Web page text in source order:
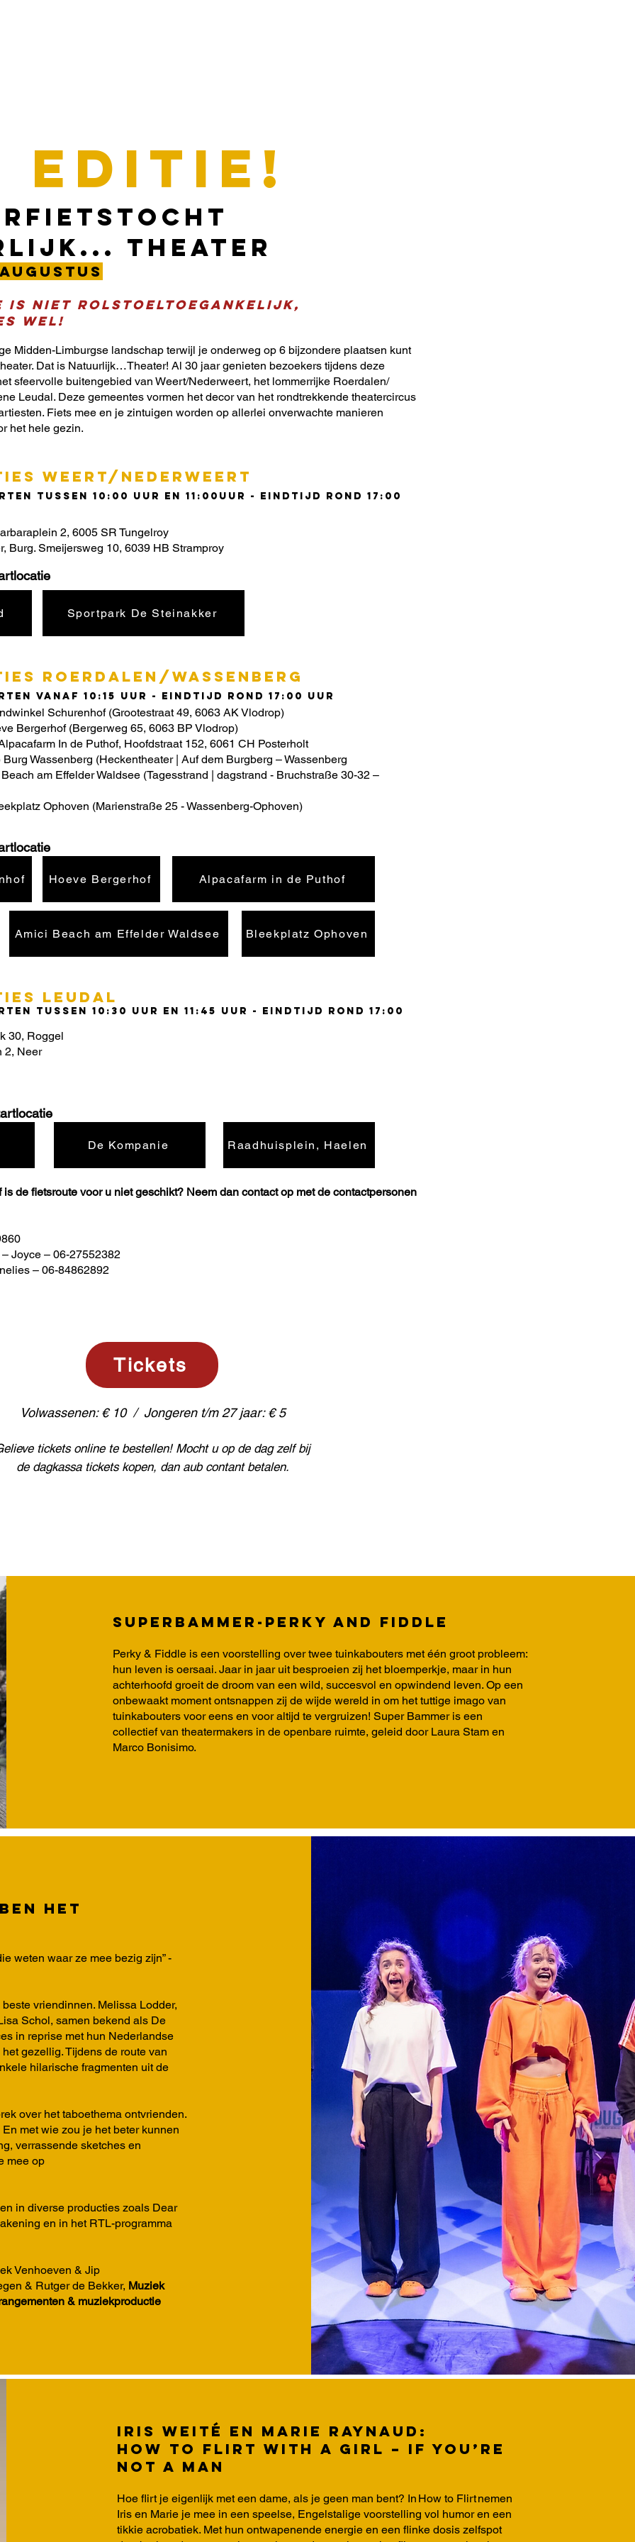
editie!
theater
augustus
is niet rolstoeltoegankelijk,
wel!
Midden-Limburgse landschap terwijl je onderweg op 6 bijzondere plaatsen kunt
Dat is Natuurlijk…Theater! Al 30 jaar genieten bezoekers tijdens deze
sfeervolle buitengebied van Weert/Nederweert, het lommerrijke Roerdalen/
Leudal. Deze gemeentes vormen het decor van het rondtrekkende theatercircus
Fiets mee en je zintuigen worden op allerlei onverwachte manieren
het hele gezin.
Weert/Nederweert
tussen 10:00 uur en 11:00uur - eindtijd rond 17:00
2, 6005 SR Tungelroy
Burg. Smeijersweg 10, 6039 HB Stramproy
roerdalen/wassenberg
vanaf 10:15 uur - eindtijd rond 17:00 uur
Schurenhof (Grootestraat 49, 6063 AK Vlodrop)
Bergerhof (Bergerweg 65, 6063 BP Vlodrop)
In de Puthof, Hoofdstraat 152, 6061 CH Posterholt
Wassenberg (Heckentheater | Auf dem Burgberg – Wassenberg
am Effelder Waldsee (Tagesstrand | dagstrand - Bruchstraße 30-32 –
Ophoven (Marienstraße 25 - Wassenberg-Ophoven)
leudal
tussen 10:30 uur en 11:45 uur - eindtijd rond 17:00
30, Roggel
2, Neer
de fietsroute voor u niet geschikt? Neem dan contact op met de contactpersonen
Joyce – 06-27552382
– 06-84862892
Hoeve Bergerhof Alpacafarm in de Puthof
Bleekplatz Ophoven
Amici Beach am Effelder Waldsee
Raadhuisplein, Haelen
De Kompanie
Sportpark De Steinakker
Tickets
Volwassenen: € 10 / Jongeren t/m 27 jaar: € 5​
tickets online te bestellen! Mocht u op de dag zelf bij
de dagkassa tickets kopen, dan aub contant betalen.
Superbammer-Perky and Fiddle
Perky & Fiddle is een voorstelling over twee tuinkabouters met één groot probleem:
hun leven is oersaai. Jaar in jaar uit besproeien zij het bloemperkje, maar in hun
achterhoofd groeit de droom van een wild, succesvol en opwindend leven. Op een
onbewaakt moment ontsnappen zij de wijde wereld in om het tuttige imago van
tuinkabouters voor eens en voor altijd te vergruizen! Super Bammer is een
collectief van theatermakers in de openbare ruimte, geleid door Laura Stam en
Marco Bonisimo.
het
weten waar ze mee bezig zijn” -
vriendinnen. Melissa Lodder,
Schol, samen bekend als De
in reprise met hun Nederlandse
gezellig. Tijdens de route van
hilarische fragmenten uit de
over het taboethema ontvrienden.
met wie zou je het beter kunnen
verrassende sketches en
mee op
in diverse producties zoals Dear
en in het RTL-programma
Venhoeven & Jip
& Rutger de Bekker, Muziek
& muziekproductie
Iris Weité en Marie Raynaud:
How to flirt with a girl – If you’re
not a man
Hoe flirt je eigenlijk met een dame, als je geen man bent? In How to Flirt nemen
Iris en Marie je mee in een speelse, Engelstalige voorstelling vol humor en een
tikkie acrobatiek. Met hun ontwapenende energie en een flinke dosis zelfspot